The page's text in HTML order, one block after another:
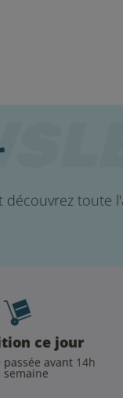
découvrez toute
ce jour
passée avant 14h
semaine